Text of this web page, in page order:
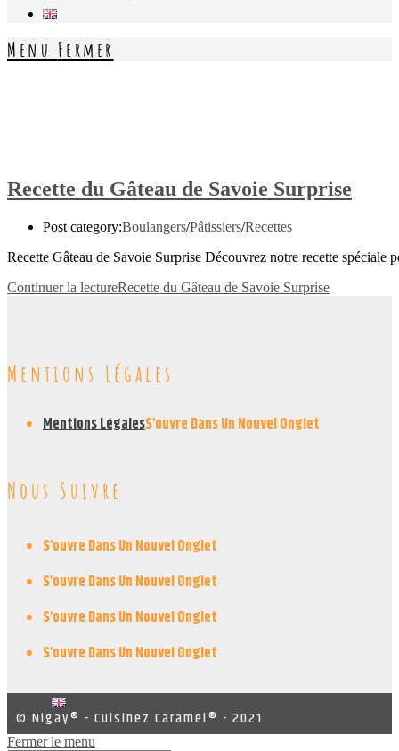
Menu Fermer
Recette du Gâteau de Savoie Surprise
Post category:Boulangers/Pâtissiers/Recettes
Recette Gâteau de Savoie Surprise Découvrez notre recette
Continuer la lectureRecette du Gâteau de Savoie Surprise
Mentions Légales
Mentions LégalesS’ouvre Dans Un Nouvel Onglet
Nous Suivre
S’ouvre Dans Un Nouvel Onglet
S’ouvre Dans Un Nouvel Onglet
S’ouvre Dans Un Nouvel Onglet
S’ouvre Dans Un Nouvel Onglet
© Nigay® - Cuisinez Caramel® - 2021
Fermer le menu